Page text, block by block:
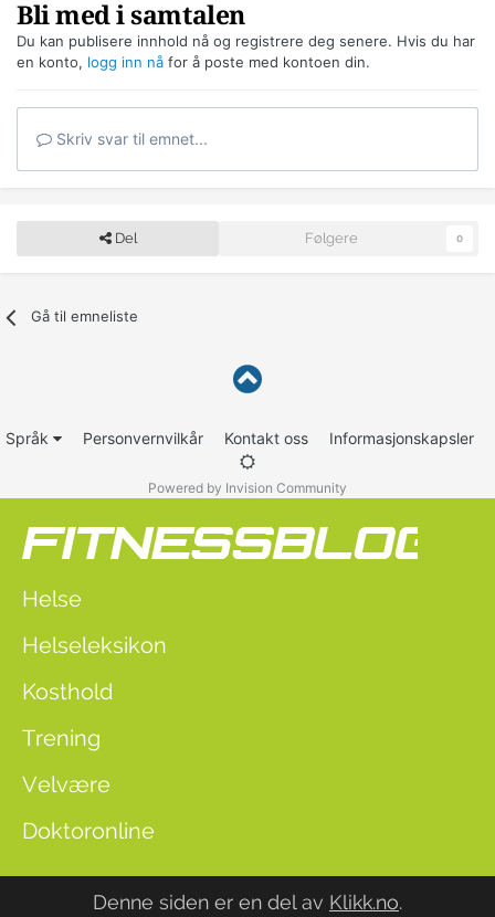
Bli med i samtalen
Du kan publisere innhold nå og registrere deg senere. Hvis du har
en konto, logg inn nå for å poste med kontoen din.
Skriv svar til emnet...
Del Følgere 0
Gå til emneliste
Språk Personvernvilkår Kontakt oss Informasjonskapsler
Powered by Invision Community
Helse
Helseleksikon
Kosthold
Trening
Velvære
Doktoronline
Denne siden er en del av Klikk.no.